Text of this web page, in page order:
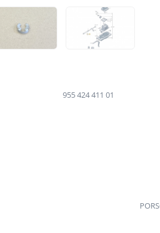
955 424 411 01